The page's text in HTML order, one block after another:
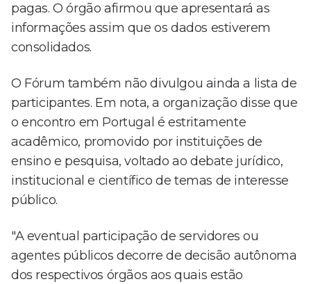
pagas. O órgão afirmou que apresentará as
informações assim que os dados estiverem
consolidados.
O Fórum também não divulgou ainda a lista de
participantes. Em nota, a organização disse que
o encontro em Portugal é estritamente
acadêmico, promovido por instituições de
ensino e pesquisa, voltado ao debate jurídico,
institucional e científico de temas de interesse
público.
"A eventual participação de servidores ou
agentes públicos decorre de decisão autônoma
dos respectivos órgãos aos quais estão